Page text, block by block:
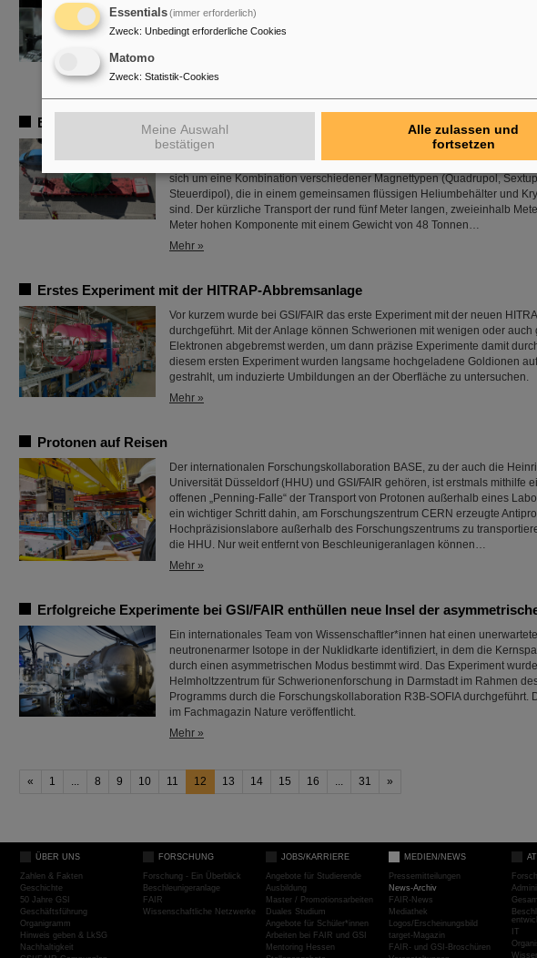
Integration adaptiver Laserarchitektur) leiten. Dazu erhält er durch das
Forschung, Technologie und Raumfahrt eine Fördersumme von 2,8
Jahre im Rahmen des Programms „Fusionstalente“. Das ALADIN-Projekt
Mehr »
Erste Super-FRS-Komponente auf FAIR-Baufeld transportiert
Die erste Komponente des FAIR-Superfragmentseparators Super-FRS, ein
Multiplett-Magnet, ist auf das FAIR-Baufeld gebracht worden. Bei einem
sich um eine Kombination verschiedener Magnettypen (Quadrupol,
Steuerdipol), die in einem gemeinsamen flüssigen Heliumbehälter und
sind. Der kürzliche Transport der rund fünf Meter langen, zweieinhalb
Meter hohen Komponente mit einem Gewicht von 48 Tonnen…
Mehr »
Erstes Experiment mit der HITRAP-Abbremsanlage
Vor kurzem wurde bei GSI/FAIR das erste Experiment mit der neuen
durchgeführt. Mit der Anlage können Schwerionen mit wenigen oder auch
Elektronen abgebremst werden, um dann präzise Experimente damit
diesem ersten Experiment wurden langsame hochgeladene Goldionen
gestrahlt, um induzierte Umbildungen an der Oberfläche zu untersuchen.
Mehr »
Protonen auf Reisen
Der internationalen Forschungskollaboration BASE, zu der auch die
Universität Düsseldorf (HHU) und GSI/FAIR gehören, ist erstmals mithilfe
offenen „Penning-Falle“ der Transport von Protonen außerhalb eines
ein wichtiger Schritt dahin, am Forschungszentrum CERN erzeugte
Hochpräzisionslabore außerhalb des Forschungszentrums zu
die HHU. Nur weit entfernt von Beschleunigeranlagen können…
Mehr »
Erfolgreiche Experimente bei GSI/FAIR enthüllen neue Insel der
Ein internationales Team von Wissenschaftler*innen hat einen
neutronenarmer Isotope in der Nuklidkarte identifiziert, in dem die
durch einen asymmetrischen Modus bestimmt wird. Das Experiment wurde
Helmholtzzentrum für Schwerionenforschung in Darmstadt im Rahmen
Programms durch die Forschungskollaboration R3B-SOFIA durchgeführt.
im Fachmagazin Nature veröffentlicht.
Mehr »
« 1 ... 8 9 10 11 12 13 14 15 16 ... 31 »
ÜBER UNS
Zahlen & Fakten
Geschichte
50 Jahre GSI
Geschäftsführung
Organigramm
Hinweis geben & LkSG
Nachhaltigkeit
FORSCHUNG
Forschung - Ein Überblick
Beschleunigeranlage
FAIR
Wissenschaftliche Netzwerke
JOBS/KARRIERE
Angebote für Studierende
Ausbildung
Master / Promotionsarbeiten
Duales Studium
Angebote für Schüler*innen
Arbeiten bei FAIR und GSI
Mentoring Hessen
MEDIEN/NEWS
Pressemitteilungen
News-Archiv
FAIR-News
Mediathek
Logos/Erscheinungsbild
target-Magazin
FAIR- und GSI-Broschüren
IT
Essentials(immer erforderlich)
Zweck: Unbedingt erforderliche Cookies
Matomo
Zweck: Statistik-Cookies
Meine Auswahl
bestätigen
Alle zulassen und
fortsetzen